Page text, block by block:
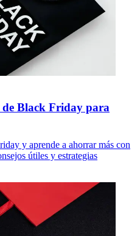
Black Friday para
y aprende a ahorrar más con
útiles y estrategias